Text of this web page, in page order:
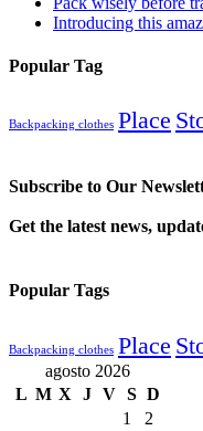
Introducing this
Popular Tag
Backpacking clothes Place
Subscribe to Our
Get the latest news,
Popular Tags
Backpacking clothes Place
agosto 2026
L M X J V S D
1
2